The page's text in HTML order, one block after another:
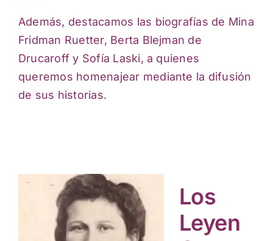
Además, destacamos las biografías de Mina
Fridman Ruetter, Berta Blejman de
Drucaroff y Sofía Laski, a quienes
queremos homenajear mediante la difusión
de sus historias.
Los
Leyen